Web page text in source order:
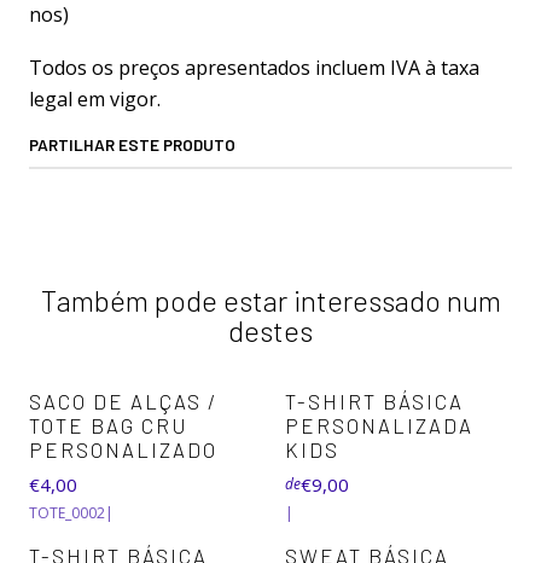
nos)
Todos os preços apresentados incluem IVA à taxa
legal em vigor.
PARTILHAR ESTE PRODUTO
Também pode estar interessado num
destes
SACO DE ALÇAS /
TOTE BAG CRU
PERSONALIZADO
€4,00
TOTE_0002|
T-SHIRT BÁSICA
PERSONALIZADA
KIDS
de€9,00
|
T-SHIRT BÁSICA
SWEAT BÁSICA